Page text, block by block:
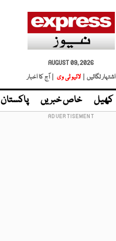
AUGUST 09, 2026
اشتہار لگائیں |
لائیو ٹی وی | آج کا اخبار
کھیل خاص خبریں پاکستان